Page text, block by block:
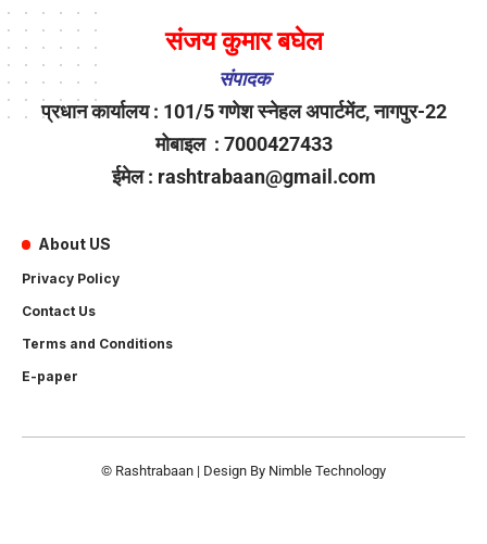
संजय कुमार बघेल
संपादक
प्रधान कार्यालय : 101/5 गणेश स्नेहल अपार्टमेंट, नागपुर-22
मोबाइल : 7000427433
ईमेल : rashtrabaan@gmail.com
About US
Privacy Policy
Contact Us
Terms and Conditions
E-paper
© Rashtrabaan | Design By Nimble Technology